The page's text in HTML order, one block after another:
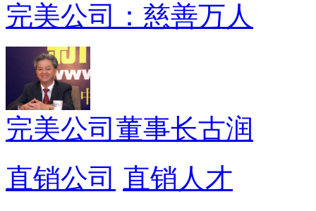
完美公司：慈善万人
完美公司董事长古润
直销公司 直销人才